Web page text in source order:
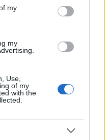
my
my
Use,
of my
with the
EU hivatalos lapjában
további eljárási
rendelet
hogy a határokon
szabályokkal
végrehajtását,
keeping